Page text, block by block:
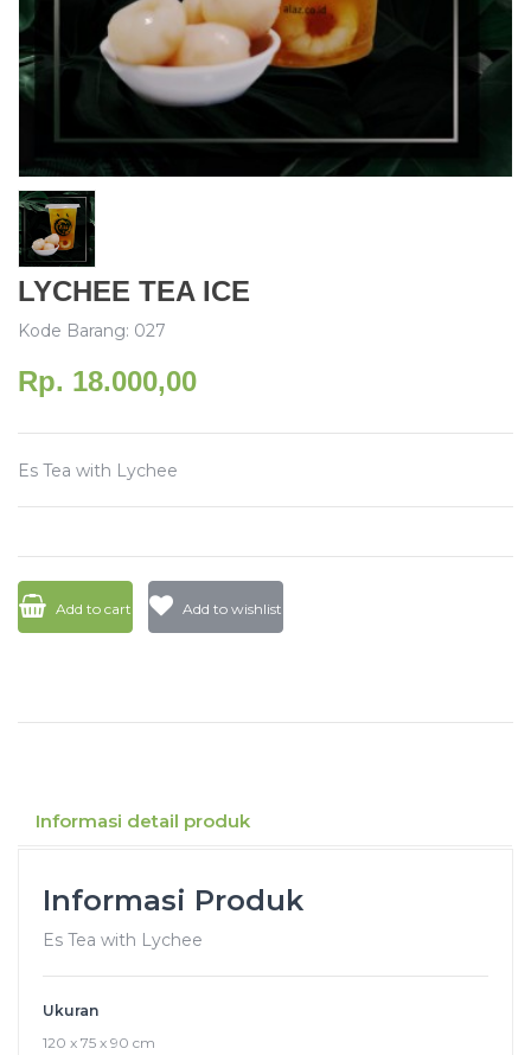
LYCHEE TEA ICE
Kode Barang: 027
Rp. 18.000,00
Es Tea with Lychee
Add to cart Add to wishlist
Informasi detail produk
Informasi Produk
Es Tea with Lychee
Ukuran
120 x 75 x 90 cm